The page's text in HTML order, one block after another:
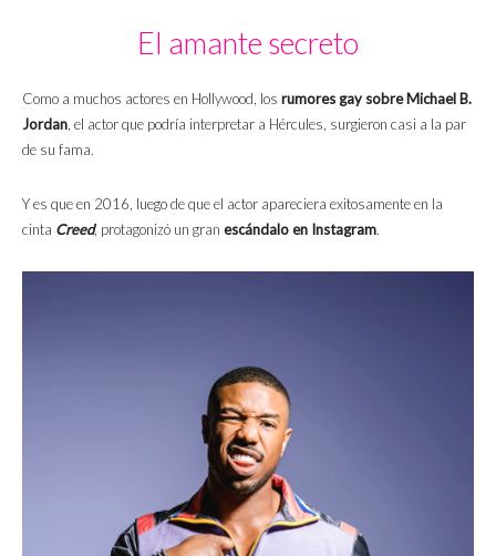
El amante secreto
Como a muchos actores en Hollywood, los rumores gay sobre Michael B.
Jordan , el actor que podría interpretar a Hércules, surgieron casi a la par
de su fama.
Y es que en 2016, luego de que el actor apareciera exitosamente en la
cinta Creed, protagonizó un gran escándalo en Instagram.